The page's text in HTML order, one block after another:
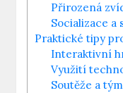
Přirozená
Socializace‌ a​
Praktické ‍tipy
Interaktivní
Využití
Soutěže⁤ a